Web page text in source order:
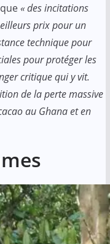
« des incitations
prix pour un
technique pour
pour protéger les
critique qui y vit.
de la perte massive
au Ghana et en